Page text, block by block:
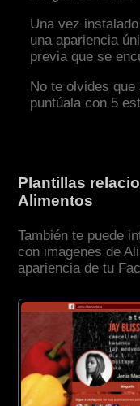
Una vez
una apariencia
previa que se
No te olvides
puntúala con 5
Plantillas
Alimentos
También te puede
con imagenes de
apariencia de tu